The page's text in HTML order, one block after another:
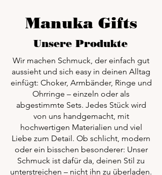
Manuka Gifts
Unsere Produkte
Wir machen Schmuck, der einfach gut
aussieht und sich easy in deinen Alltag
einfügt: Choker, Armbänder, Ringe und
Ohrringe – einzeln oder als
abgestimmte Sets. Jedes Stück wird
von uns handgemacht, mit
hochwertigen Materialien und viel
Liebe zum Detail. Ob schlicht, modern
oder ein bisschen besonderer: Unser
Schmuck ist dafür da, deinen Stil zu
unterstreichen – nicht ihn zu überladen.